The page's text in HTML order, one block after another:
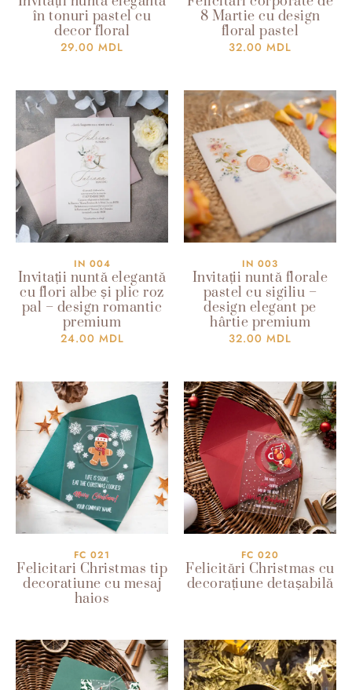
în tonuri pastel cu
decor floral
29.00 MDL
8 Martie cu design
floral pastel
32.00 MDL
IN 004
Invitații nuntă elegantă
cu flori albe și plic roz
pal – design romantic
premium
24.00 MDL
IN 003
Invitații nuntă florale
pastel cu sigiliu –
design elegant pe
hârtie premium
32.00 MDL
FC 021
Felicitari Christmas tip
decoratiune cu mesaj
haios
FC 020
Felicitări Christmas cu
decorațiune detașabilă